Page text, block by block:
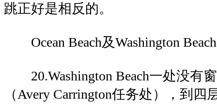
跳正好是相反的。
Ocean Beach及Washington
20.Washington Beach一处没有
（Avery Carrington任务处），到